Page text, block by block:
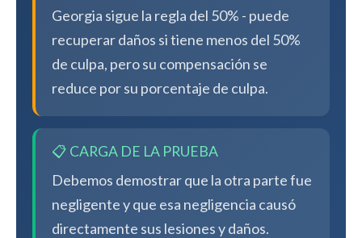
Georgia sigue la regla del 50% - puede
recuperar daños si tiene menos del 50%
de culpa, pero su compensación se
reduce por su porcentaje de culpa.
📋 CARGA DE LA PRUEBA
Debemos demostrar que la otra parte fue
negligente y que esa negligencia causó
directamente sus lesiones y daños.